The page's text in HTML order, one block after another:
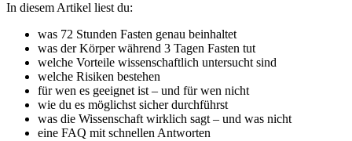
In diesem Artikel liest du:
was 72 Stunden Fasten genau beinhaltet
was der Körper während 3 Tagen Fasten tut
welche Vorteile wissenschaftlich untersucht sind
welche Risiken bestehen
für wen es geeignet ist – und für wen nicht
wie du es möglichst sicher durchführst
was die Wissenschaft wirklich sagt – und was nicht
eine FAQ mit schnellen Antworten